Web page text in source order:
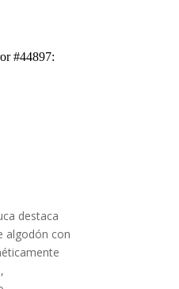
destaca
algodón con